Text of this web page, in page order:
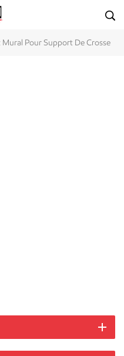
Pour Support De Crosse